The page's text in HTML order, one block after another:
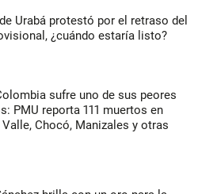
Urabá protestó por el retraso del
¿cuándo estaría listo?
sufre uno de sus peores
PMU reporta 111 muertos en
Valle, Chocó, Manizales y otras